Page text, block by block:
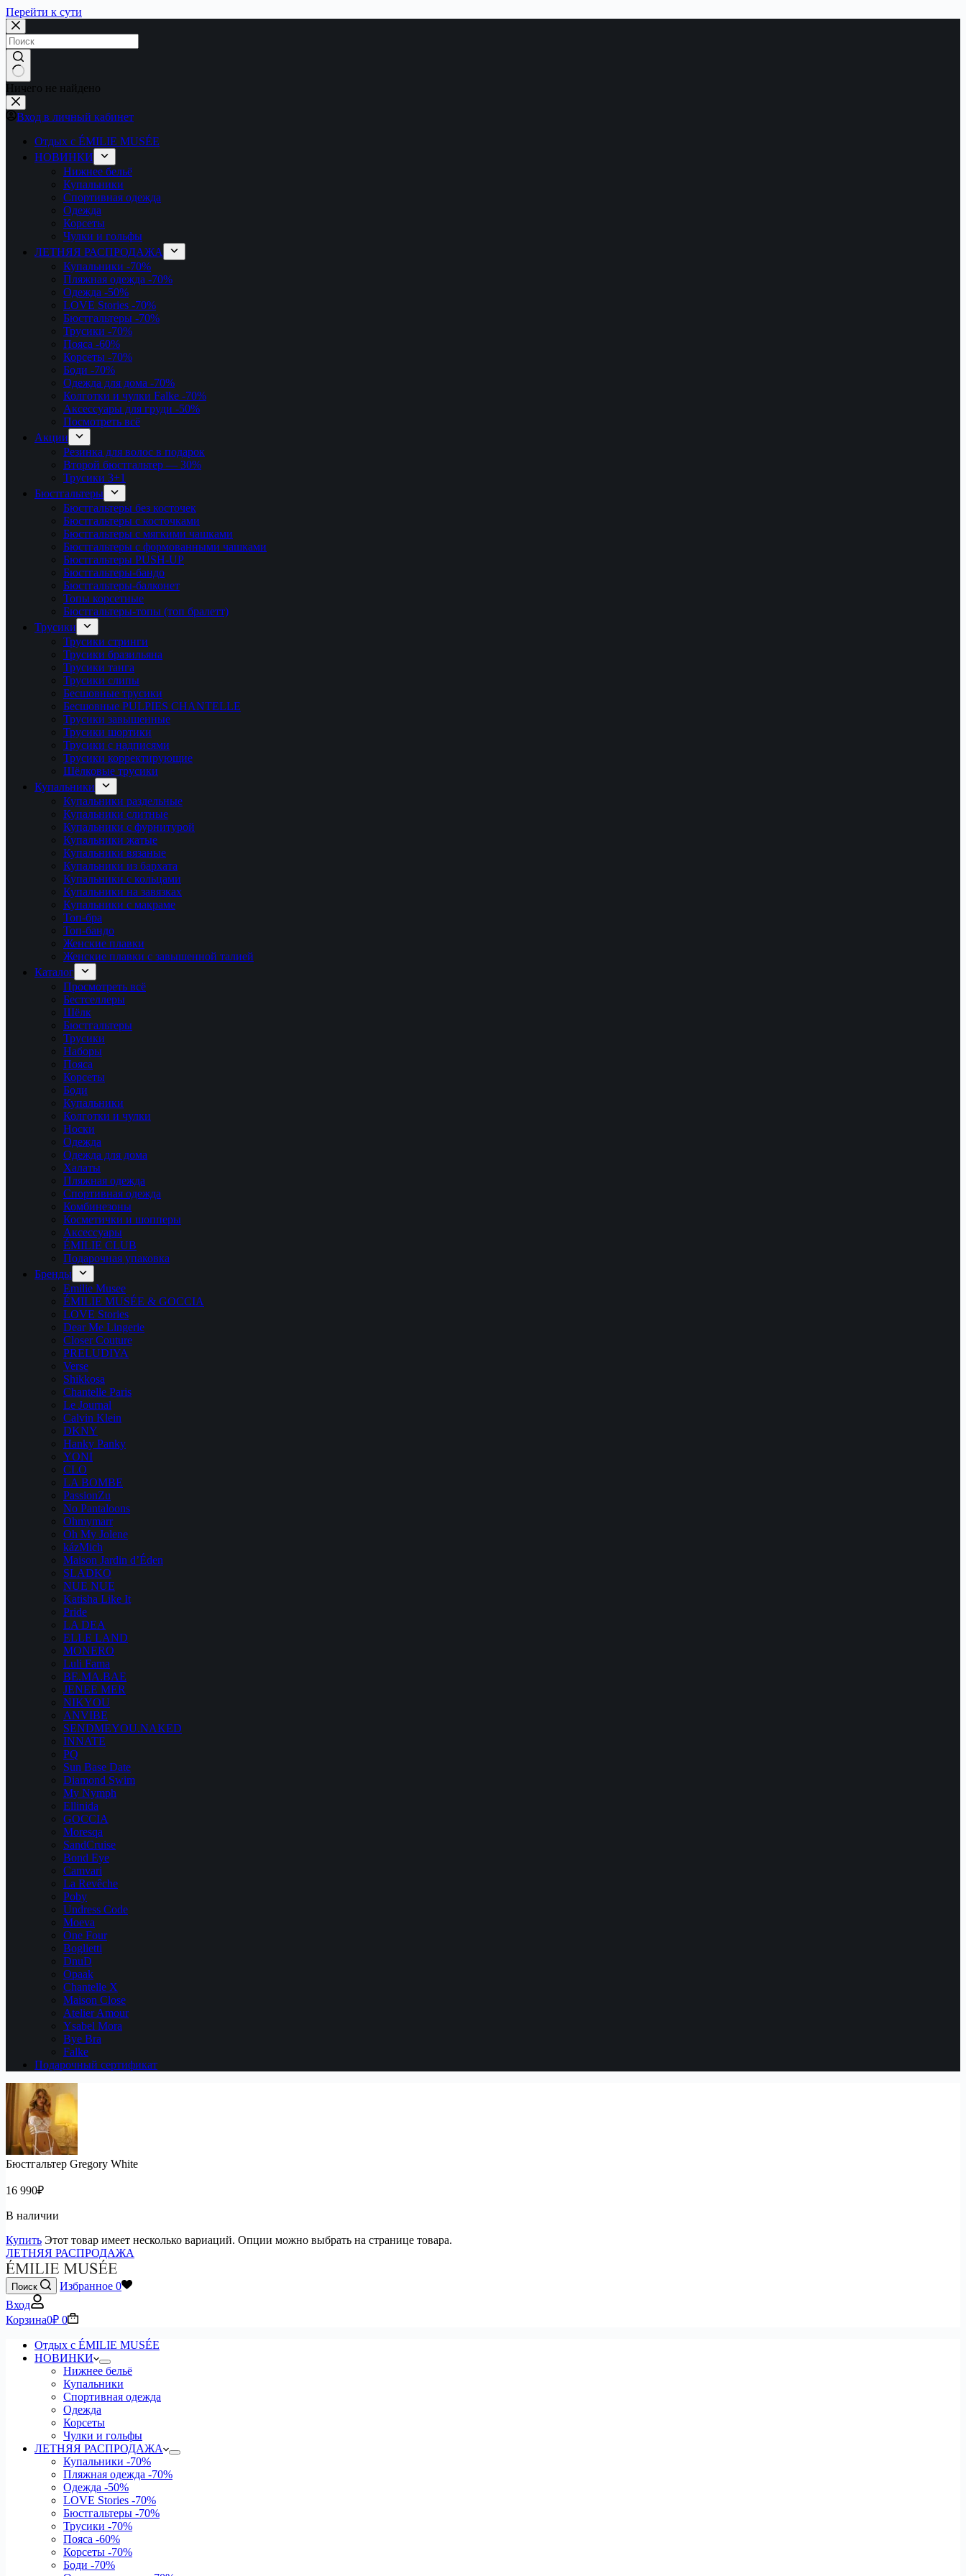
Перейти к сути
Ничего не найдено
Вход в личный кабинет
Отдых с ÉMILIE MUSÉE
НОВИНКИ
Нижнее бельё
Купальники
Спортивная одежда
Одежда
Корсеты
Чулки и гольфы
ЛЕТНЯЯ РАСПРОДАЖА
Купальники -70%
Пляжная одежда -70%
Одежда -50%
LOVE Stories -70%
Бюстгальтеры -70%
Трусики -70%
Пояса -60%
Корсеты -70%
Боди -70%
Одежда для дома -70%
Колготки и чулки Falke -70%
Аксессуары для груди -50%
Посмотреть всё
Акции
Резинка для волос в подарок
Второй бюстгальтер — 30%
Трусики 3+1
Бюстгальтеры
Бюстгальтеры без косточек
Бюстгальтеры с косточками
Бюстгальтеры с мягкими чашками
Бюстгальтеры с формованными чашками
Бюстгальтеры PUSH-UP
Бюстгальтеры-бандо
Бюстгальтеры-балконет
Топы корсетные
Бюстгальтеры-топы (топ бралетт)
Трусики
Трусики стринги
Трусики бразильяна
Трусики танга
Трусики слипы
Бесшовные трусики
Бесшовные PULPIES CHANTELLE
Трусики завышенные
Трусики шортики
Трусики с надписями
Трусики корректирующие
Шёлковые трусики
Купальники
Купальники раздельные
Купальники слитные
Купальники с фурнитурой
Купальники жатые
Купальники вязаные
Купальники из бархата
Купальники с кольцами
Купальники на завязках
Купальники с макраме
Топ-бра
Топ-бандо
Женские плавки
Женские плавки с завышенной талией
Каталог
Просмотреть всё
Бестселлеры
Шёлк
Бюстгальтеры
Трусики
Наборы
Пояса
Корсеты
Боди
Купальники
Колготки и чулки
Носки
Одежда
Одежда для дома
Халаты
Пляжная одежда
Спортивная одежда
Комбинезоны
Косметички и шопперы
Аксессуары
ÉMILIE CLUB
Подарочная упаковка
Бренды
Emilie Musee
ÉMILIE MUSÉE & GOCCIA
LOVE Stories
Dear Me Lingerie
Closer Couture
PRELUDIYA
Verse
Shikkosa
Chantelle Paris
Le Journal
Calvin Klein
DKNY
Hanky Panky
YONI
CLO
LA BOMBE
PassionZu
No Pantaloons
Ohmymarr
Oh My Jolene
kázMich
Maison Jardin d’Éden
SLADKO
NUE NUE
Katisha Like It
Pride
LA DEA
ELLE LAND
MONERO
Luli Fama
BE.MA.BAE
JENEE MER
NIKYOU
ANVIBE
SENDMEYOU.NAKED
INNATE
PQ
Sun Base Date
Diamond Swim
My Nymph
Ellinida
GOCCIA
Moresqa
SandCruise
Bond Eye
Camvari
La Revêche
Poby
Undress Code
Moeva
One Four
Boglietti
DnuD
Opaak
Chantelle X
Maison Close
Atelier Amour
Ysabel Mora
Bye Bra
Falke
Подарочный сертификат
Бюстгальтер Gregory White
16 990₽
В наличии
Купить Этот товар имеет несколько вариаций. Опции можно выбрать на странице товара.
ЛЕТНЯЯ РАСПРОДАЖА
Поиск Избранное 0
Вход
Корзина0₽ 0
Отдых с ÉMILIE MUSÉE
НОВИНКИ
Нижнее бельё
Купальники
Спортивная одежда
Одежда
Корсеты
Чулки и гольфы
ЛЕТНЯЯ РАСПРОДАЖА
Купальники -70%
Пляжная одежда -70%
Одежда -50%
LOVE Stories -70%
Бюстгальтеры -70%
Трусики -70%
Пояса -60%
Корсеты -70%
Боди -70%